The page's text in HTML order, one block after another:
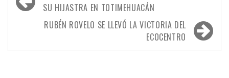
de
entradas
SU HIJASTRA EN TOTIMEHUACÁN
RUBÉN ROVELO SE LLEVÓ LA VICTORIA DEL
ECOCENTRO